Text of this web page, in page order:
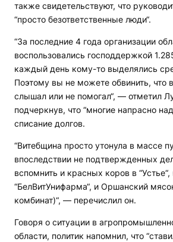
также свидетельствуют, что
“просто безответственные люди“.
“За последние 4 года организации
воспользовались господдержкой
каждый день кому-то выделялись
Поэтому вы не можете обвинить, что
слышал или не помогал“, — отметил
подчеркнув, что “многие напрасно
списание долгов.
“Витебщина просто утонула в массе
впоследствии не подтвержденных
вспомнить и красных коров в
“БелВитУнифарма“, и Оршанский
комбинат)“, — перечислил он.
Говоря о ситуации в
области, политик напомнил, что